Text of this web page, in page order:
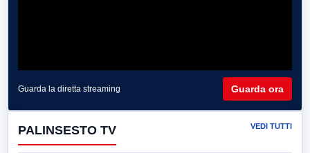
Guarda la diretta streaming Guarda ora
PALINSESTO TV VEDI TUTTI